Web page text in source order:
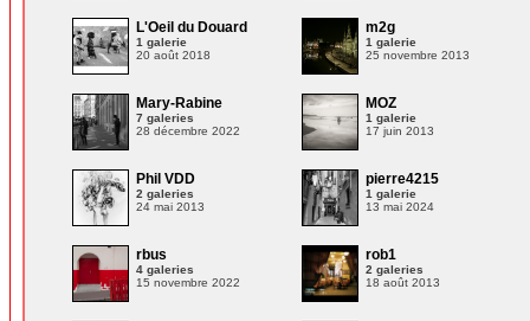
L'Oeil du Douard
1 galerie
20 août 2018
m2g
1 galerie
25 novembre 2013
Mary-Rabine
7 galeries
28 décembre 2022
MOZ
1 galerie
17 juin 2013
Phil VDD
2 galeries
24 mai 2013
pierre4215
1 galerie
13 mai 2024
rbus
4 galeries
15 novembre 2022
rob1
2 galeries
18 août 2013